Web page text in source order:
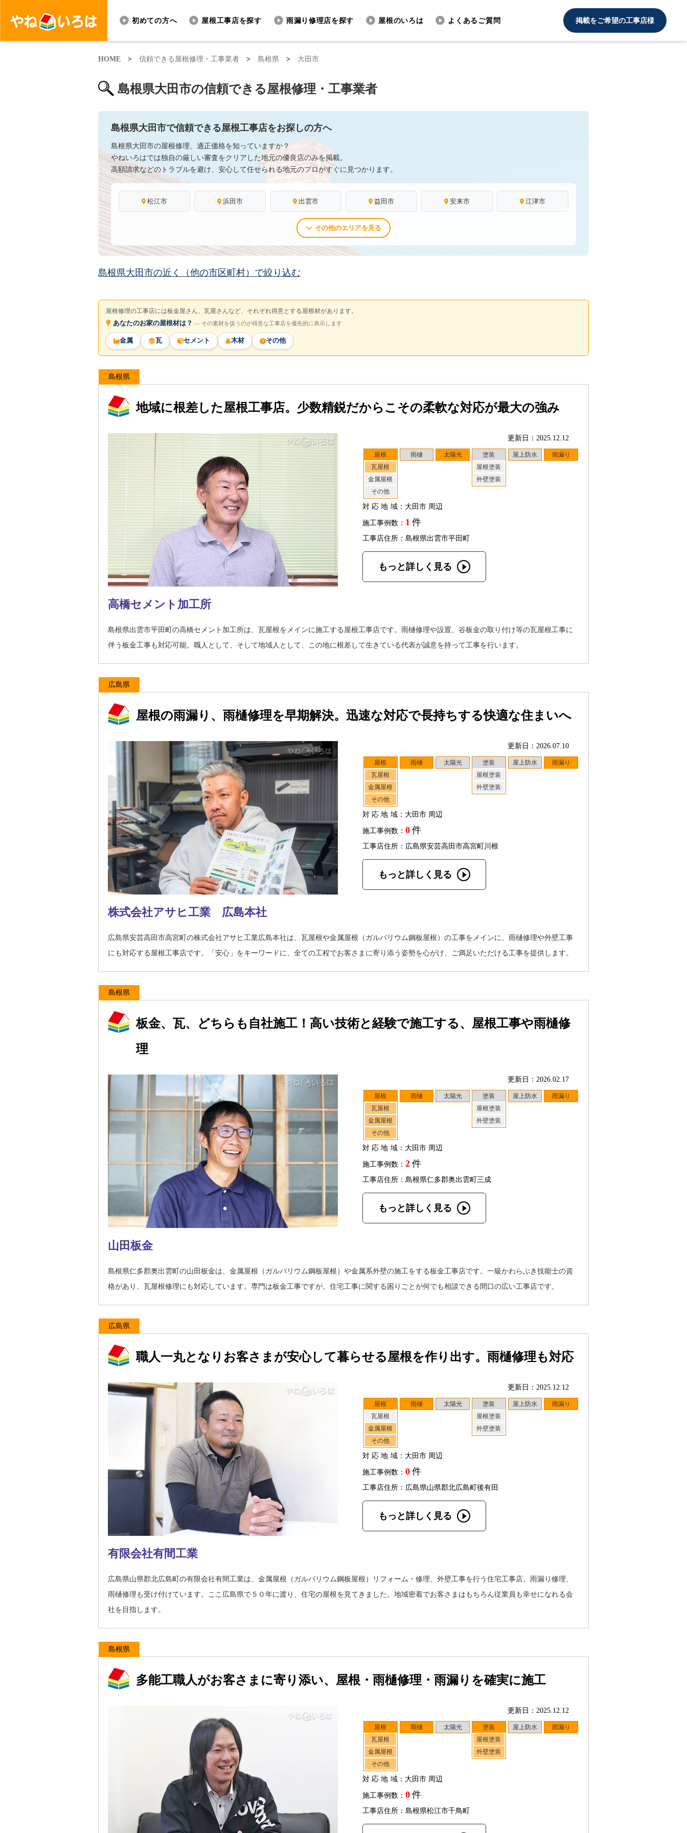
初めての方へ 屋根工事店を探す 雨漏り修理店を探す 屋根のいろは よくあるご質問 掲載をご希望の工事店様
HOME > 信頼できる屋根修理・工事業者 > 島根県 > 大田市
島根県大田市の信頼できる屋根修理・工事業者
島根県大田市で信頼できる屋根工事店をお探しの方へ
島根県大田市の屋根修理、適正価格を知っていますか？
やねいろはでは独自の厳しい審査をクリアした地元の優良店のみを掲載。
高額請求などのトラブルを避け、安心して任せられる地元のプロがすぐに見つかります。
松江市 浜田市 出雲市 益田市 安来市 江津市
その他のエリアを見る
島根県大田市の近く（他の市区町村）で絞り込む
屋根修理の工事店には板金屋さん、瓦屋さんなど、それぞれ得意とする屋根材があります。
あなたのお家の屋根材は？ ― その素材を扱うのが得意な工事店を優先的に表示します
金属 瓦 セメント 木材 その他
島根県
地域に根差した屋根工事店。少数精鋭だからこその柔軟な対応が最大の強み
更新日：2025.12.12
屋根
瓦屋根
金属屋根
その他
雨樋 太陽光
塗装
屋根塗装
外壁塗装
屋上防水 雨漏り
対応地域：大田市 周辺
施工事例数： 1 件
工事店住所：島根県出雲市平田町
もっと詳しく見る
高橋セメント加工所
島根県出雲市平田町の高橋セメント加工所は、瓦屋根をメインに施工する屋根工事店です。雨樋修理や設置、谷板金の取り付け等の瓦屋根工事に
伴う板金工事も対応可能。職人として、そして地域人として、この地に根差して生きている代表が誠意を持って工事を行います。
広島県
屋根の雨漏り、雨樋修理を早期解決。迅速な対応で長持ちする快適な住まいへ
更新日：2026.07.10
屋根
瓦屋根
金属屋根
その他
雨樋 太陽光
塗装
屋根塗装
外壁塗装
屋上防水 雨漏り
対応地域：大田市 周辺
施工事例数： 0 件
工事店住所：広島県安芸高田市高宮町川根
もっと詳しく見る
株式会社アサヒ工業 広島本社
広島県安芸高田市高宮町の株式会社アサヒ工業広島本社は、瓦屋根や金属屋根（ガルバリウム鋼板屋根）の工事をメインに、雨樋修理や外壁工事
にも対応する屋根工事店です。「安心」をキーワードに、全ての工程でお客さまに寄り添う姿勢を心がけ、ご満足いただける工事を提供します。
島根県
板金、瓦、どちらも自社施工！高い技術と経験で施工する、屋根工事や雨樋修
理
更新日：2026.02.17
屋根
瓦屋根
金属屋根
その他
雨樋 太陽光
塗装
屋根塗装
外壁塗装
屋上防水 雨漏り
対応地域：大田市 周辺
施工事例数： 2 件
工事店住所：島根県仁多郡奥出雲町三成
もっと詳しく見る
山田板金
島根県仁多郡奥出雲町の山田板金は、金属屋根（ガルバリウム鋼板屋根）や金属系外壁の施工をする板金工事店です。一級かわらぶき技能士の資
格があり、瓦屋根修理にも対応しています。専門は板金工事ですが、住宅工事に関する困りごとが何でも相談できる間口の広い工事店です。
広島県
職人一丸となりお客さまが安心して暮らせる屋根を作り出す。雨樋修理も対応
更新日：2025.12.12
屋根
瓦屋根
金属屋根
その他
雨樋 太陽光
塗装
屋根塗装
外壁塗装
屋上防水 雨漏り
対応地域：大田市 周辺
施工事例数： 0 件
工事店住所：広島県山県郡北広島町後有田
もっと詳しく見る
有限会社有間工業
広島県山県郡北広島町の有限会社有間工業は、金属屋根（ガルバリウム鋼板屋根）リフォーム・修理、外壁工事を行う住宅工事店。雨漏り修理、
雨樋修理も受け付けています。ここ広島県で５０年に渡り、住宅の屋根を見てきました。地域密着でお客さまはもちろん従業員も幸せになれる会
社を目指します。
島根県
多能工職人がお客さまに寄り添い、屋根・雨樋修理・雨漏りを確実に施工
更新日：2025.12.12
屋根
瓦屋根
金属屋根
その他
雨樋 太陽光
塗装
屋根塗装
外壁塗装
屋上防水 雨漏り
対応地域：大田市 周辺
施工事例数： 0 件
工事店住所：島根県松江市千鳥町